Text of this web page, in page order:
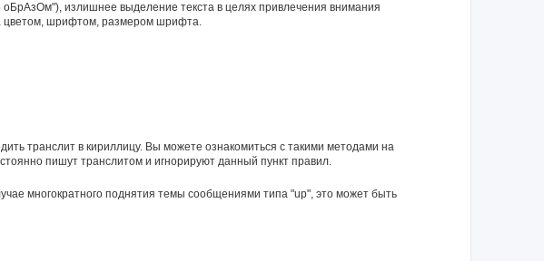
излишнее выделение текста в целях привлечения внимания
цветом, шрифтом, размером шрифта.
транслит в кириллицу. Вы можете ознакомиться с такими методами на
пишут транслитом и игнорируют данный пункт правил.
многократного поднятия темы сообщениями типа "up", это может быть